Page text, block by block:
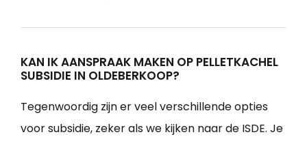
KAN IK AANSPRAAK MAKEN OP PELLETKACHEL
SUBSIDIE IN OLDEBERKOOP?
Tegenwoordig zijn er veel verschillende opties
voor subsidie, zeker als we kijken naar de ISDE. Je